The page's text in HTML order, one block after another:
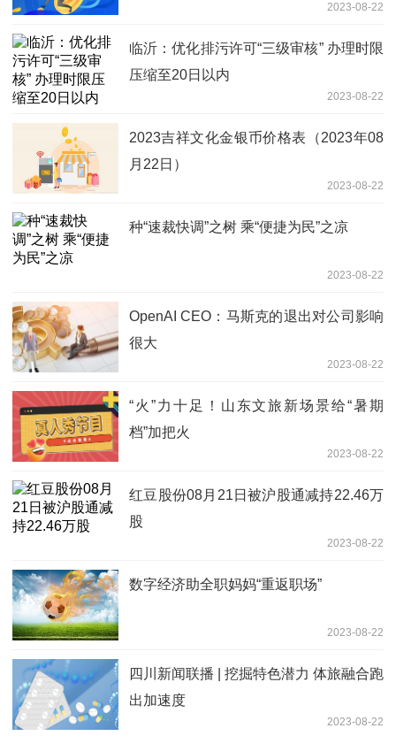
2023-08-22
临沂：优化排污许可“三级审核” 办理时限
压缩至20日以内
2023-08-22
2023吉祥文化金银币价格表（2023年08
月22日）
2023-08-22
种“速裁快调”之树 乘“便捷为民”之凉
2023-08-22
OpenAI CEO：马斯克的退出对公司影响
很大
2023-08-22
“火”力十足！山东文旅新场景给“暑期
档”加把火
2023-08-22
红豆股份08月21日被沪股通减持22.46万
股
2023-08-22
数字经济助全职妈妈“重返职场”
2023-08-22
四川新闻联播 | 挖掘特色潜力 体旅融合跑
出加速度
2023-08-22